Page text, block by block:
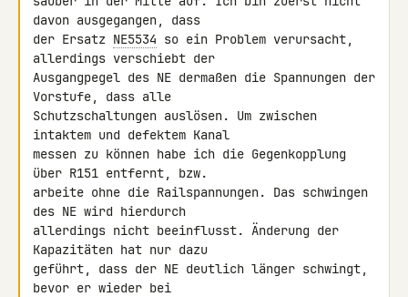
davon ausgegangen, dass
der Ersatz NE5534 so ein Problem verursacht,
allerdings verschiebt der
Ausgangpegel des NE dermaßen die Spannungen der
Vorstufe, dass alle
Schutzschaltungen auslösen. Um zwischen
intaktem und defektem Kanal
messen zu können habe ich die Gegenkopplung
über R151 entfernt, bzw.
arbeite ohne die Railspannungen. Das schwingen
des NE wird hierdurch
allerdings nicht beeinflusst. Änderung der
Kapazitäten hat nur dazu
geführt, dass der NE deutlich länger schwingt,
bevor er wieder bei